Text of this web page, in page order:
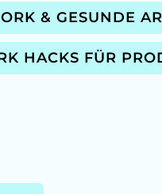
& GESUNDE
HACKS FÜR